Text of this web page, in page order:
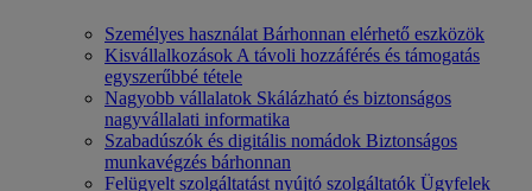
Személyes használat Bárhonnan elérhető eszközök
Kisvállalkozások A távoli hozzáférés és támogatás
egyszerűbbé tétele
Nagyobb vállalatok Skálázható és biztonságos
nagyvállalati informatika
Szabadúszók és digitális nomádok Biztonságos
munkavégzés bárhonnan
Felügyelt szolgáltatást nyújtó szolgáltatók Ügyfelek